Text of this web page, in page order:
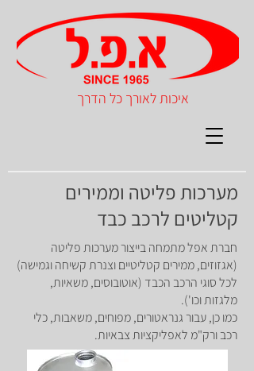
איכות לאורך כל הדרך
מערכות פליטה וממירים
קטליטים לרכב כבד
חברת אפל מתמחה בייצור מערכות פליטה
(אגזוזים, ממירים קטליטיים וצנרת קשיחה וגמישה)
לכל סוגי הרכב הכבד (אוטובוסים, משאיות,
מלגזות וכו').
כמו כן, עבור גנראטורים, מפוחים, משאבות, כלי
רכב ורק"מ לאפליקציות צבאיות.